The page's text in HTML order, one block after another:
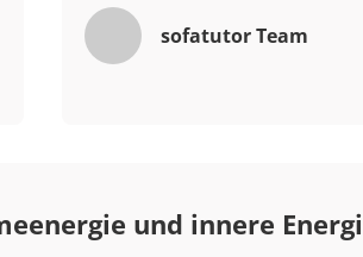
sofatutor Team
und innere